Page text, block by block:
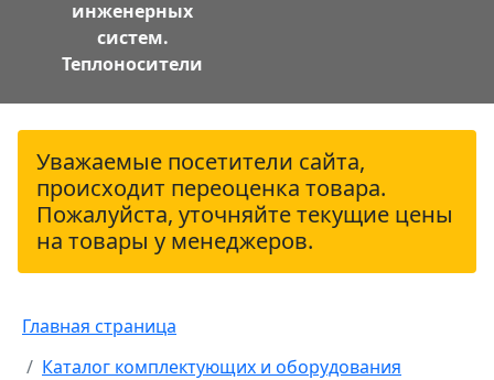
инженерных
систем.
Теплоносители
Уважаемые посетители сайта,
происходит переоценка товара.
Пожалуйста, уточняйте текущие цены
на товары у менеджеров.
Главная страница
Каталог комплектующих и оборудования